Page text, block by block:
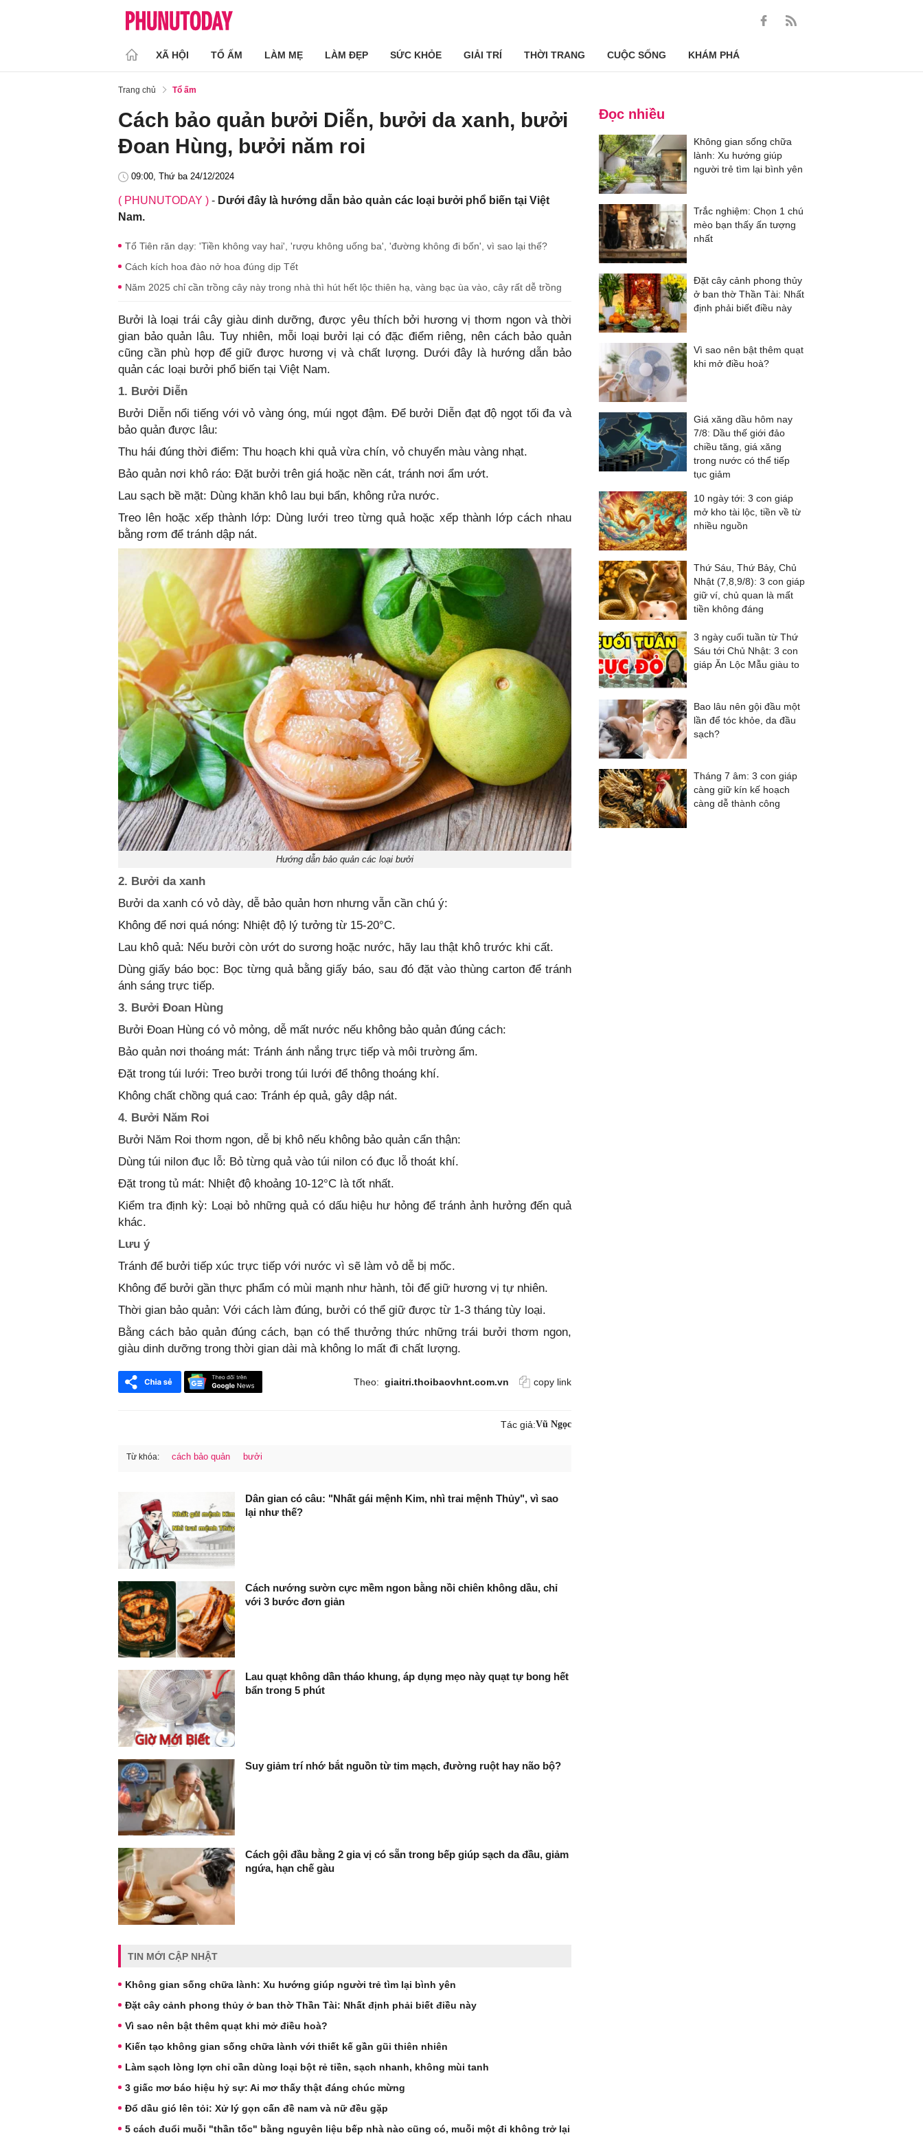
XÃ HỘI TỔ ẤM LÀM MẸ LÀM ĐẸP SỨC KHỎE GIẢI TRÍ THỜI TRANG CUỘC SỐNG KHÁM PHÁ
Trang chủ Tổ ấm
Cách bảo quản bưởi Diễn, bưởi da xanh, bưởi
Đoan Hùng, bưởi năm roi
09:00, Thứ ba 24/12/2024
( PHUNUTODAY ) - Dưới đây là hướng dẫn bảo quản các loại bưởi phổ biến tại Việt
Nam.
Tổ Tiên răn dạy: 'Tiền không vay hai', 'rượu không uống ba', 'đường không đi bốn', vì sao lại thế?
Cách kích hoa đào nở hoa đúng dịp Tết
Năm 2025 chỉ cần trồng cây này trong nhà thì hút hết lộc thiên hạ, vàng bạc ùa vào, cây rất dễ trồng
Bưởi là loại trái cây giàu dinh dưỡng, được yêu thích bởi hương vị thơm ngon và thời
gian bảo quản lâu. Tuy nhiên, mỗi loại bưởi lại có đặc điểm riêng, nên cách bảo quản
cũng cần phù hợp để giữ được hương vị và chất lượng. Dưới đây là hướng dẫn bảo
quản các loại bưởi phổ biến tại Việt Nam.
1. Bưởi Diễn
Bưởi Diễn nổi tiếng với vỏ vàng óng, múi ngọt đậm. Để bưởi Diễn đạt độ ngọt tối đa và
bảo quản được lâu:
Thu hái đúng thời điểm: Thu hoạch khi quả vừa chín, vỏ chuyển màu vàng nhạt.
Bảo quản nơi khô ráo: Đặt bưởi trên giá hoặc nền cát, tránh nơi ẩm ướt.
Lau sạch bề mặt: Dùng khăn khô lau bụi bẩn, không rửa nước.
Treo lên hoặc xếp thành lớp: Dùng lưới treo từng quả hoặc xếp thành lớp cách nhau
bằng rơm để tránh dập nát.
Hướng dẫn bảo quản các loại bưởi
2. Bưởi da xanh
Bưởi da xanh có vỏ dày, dễ bảo quản hơn nhưng vẫn cần chú ý:
Không để nơi quá nóng: Nhiệt độ lý tưởng từ 15-20°C.
Lau khô quả: Nếu bưởi còn ướt do sương hoặc nước, hãy lau thật khô trước khi cất.
Dùng giấy báo bọc: Bọc từng quả bằng giấy báo, sau đó đặt vào thùng carton để tránh
ánh sáng trực tiếp.
3. Bưởi Đoan Hùng
Bưởi Đoan Hùng có vỏ mỏng, dễ mất nước nếu không bảo quản đúng cách:
Bảo quản nơi thoáng mát: Tránh ánh nắng trực tiếp và môi trường ẩm.
Đặt trong túi lưới: Treo bưởi trong túi lưới để thông thoáng khí.
Không chất chồng quá cao: Tránh ép quả, gây dập nát.
4. Bưởi Năm Roi
Bưởi Năm Roi thơm ngon, dễ bị khô nếu không bảo quản cẩn thận:
Dùng túi nilon đục lỗ: Bỏ từng quả vào túi nilon có đục lỗ thoát khí.
Đặt trong tủ mát: Nhiệt độ khoảng 10-12°C là tốt nhất.
Kiểm tra định kỳ: Loại bỏ những quả có dấu hiệu hư hỏng để tránh ảnh hưởng đến quả
khác.
Lưu ý
Tránh để bưởi tiếp xúc trực tiếp với nước vì sẽ làm vỏ dễ bị mốc.
Không để bưởi gần thực phẩm có mùi mạnh như hành, tỏi để giữ hương vị tự nhiên.
Thời gian bảo quản: Với cách làm đúng, bưởi có thể giữ được từ 1-3 tháng tùy loại.
Bằng cách bảo quản đúng cách, bạn có thể thưởng thức những trái bưởi thơm ngon,
giàu dinh dưỡng trong thời gian dài mà không lo mất đi chất lượng.
Theo: giaitri.thoibaovhnt.com.vn copy link
Tác giả:Vũ Ngọc
Từ khóa: cách bảo quản bưởi
Dân gian có câu: "Nhất gái mệnh Kim, nhì trai mệnh Thủy", vì sao
lại như thế?
Cách nướng sườn cực mềm ngon bằng nồi chiên không dầu, chỉ
với 3 bước đơn giản
Lau quạt không dần tháo khung, áp dụng mẹo này quạt tự bong hết
bẩn trong 5 phút
Suy giảm trí nhớ bắt nguồn từ tim mạch, đường ruột hay não bộ?
Cách gội đầu bằng 2 gia vị có sẵn trong bếp giúp sạch da đầu, giảm
ngứa, hạn chế gàu
TIN MỚI CẬP NHẬT
Không gian sống chữa lành: Xu hướng giúp người trẻ tìm lại bình yên
Đặt cây cảnh phong thủy ở ban thờ Thần Tài: Nhất định phải biết điều này
Vì sao nên bật thêm quạt khi mở điều hoà?
Kiến tạo không gian sống chữa lành với thiết kế gần gũi thiên nhiên
Làm sạch lòng lợn chỉ cần dùng loại bột rẻ tiền, sạch nhanh, không mùi tanh
3 giấc mơ báo hiệu hỷ sự: Ai mơ thấy thật đáng chúc mừng
Đổ dầu gió lên tỏi: Xử lý gọn cấn đề nam và nữ đều gặp
5 cách đuổi muỗi "thần tốc" bằng nguyên liệu bếp nhà nào cũng có, muỗi một đi không trở lại
Đọc nhiều
Không gian sống chữa
lành: Xu hướng giúp
người trẻ tìm lại bình yên
Trắc nghiệm: Chọn 1 chú
mèo bạn thấy ấn tượng
nhất
Đặt cây cảnh phong thủy
ở ban thờ Thần Tài: Nhất
định phải biết điều này
Vì sao nên bật thêm quạt
khi mở điều hoà?
Giá xăng dầu hôm nay
7/8: Dầu thế giới đảo
chiều tăng, giá xăng
trong nước có thể tiếp
tục giảm
10 ngày tới: 3 con giáp
mở kho tài lộc, tiền về từ
nhiều nguồn
Thứ Sáu, Thứ Bảy, Chủ
Nhật (7,8,9/8): 3 con giáp
giữ ví, chủ quan là mất
tiền không đáng
3 ngày cuối tuần từ Thứ
Sáu tới Chủ Nhật: 3 con
giáp Ăn Lộc Mẫu giàu to
Bao lâu nên gội đầu một
lần để tóc khỏe, da đầu
sạch?
Tháng 7 âm: 3 con giáp
càng giữ kín kế hoạch
càng dễ thành công